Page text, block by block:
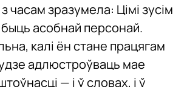
часам зразумела: Цімі зусім
асобнай персонай.
калі ён стане працягам
адлюстроўваць мае
— і ў словах, і ў